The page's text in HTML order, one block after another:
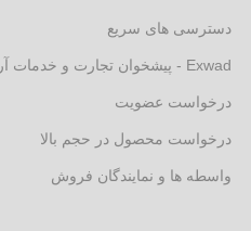
دسترسی های سریع
Exwad - پیشخوان تجارت و خدمات آرکارنو
درخواست عضویت
درخواست محصول در حجم بالا
واسطه ها و نمایندگان فروش